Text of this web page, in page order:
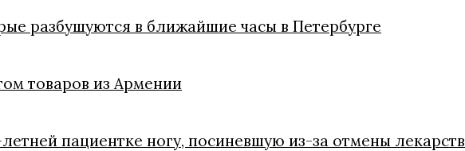
разбушуются в ближайшие часы в Петербурге
товаров из Армении
пациентке ногу, посиневшую из-за отмены лекарств